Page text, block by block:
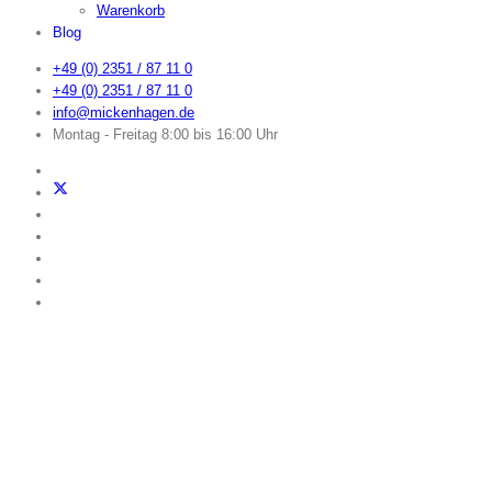
Warenkorb
Blog
+49 (0) 2351 / 87 11 0
+49 (0) 2351 / 87 11 0
info@mickenhagen.de
Montag - Freitag 8:00 bis 16:00 Uhr